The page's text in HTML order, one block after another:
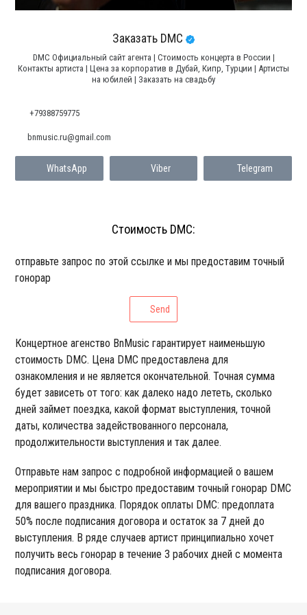
Заказать DMC
DMC Официальный сайт агента | Стоимость концерта в России |
Контакты артиста | Цена за корпоратив в Дубай, Кипр, Турции | Артисты
на юбилей | Заказать на свадьбу
+79388759775
WhatsApp Viber Telegram
bnmusic.ru@gmail.com
Стоимость DMC:
отправьте запрос по этой ссылке и мы предоставим точный
гонорар
Send
Концертное агенство BnMusic гарантирует наименьшую
стоимость DMC. Цена DMC предоставлена для
ознакомления и не является окончательной. Точная сумма
будет зависеть от того: как далеко надо лететь, сколько
дней займет поездка, какой формат выступления, точной
даты, количества задействованного персонала,
продолжительности выступления и так далее.
Отправьте нам запрос с подробной информацией о вашем
мероприятии и мы быстро предоставим точный гонорар DMC
для вашего праздника. Порядок оплаты DMC: предоплата
50% после подписания договора и остаток за 7 дней до
выступления. В ряде случаев артист принципиально хочет
получить весь гонорар в течение 3 рабочих дней с момента
подписания договора.